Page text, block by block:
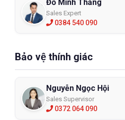
Đỗ Minh Thắng
Sales Expert
0384 540 090
Bảo vệ thính giác
Nguyễn Ngọc Hội
Sales Supervisor
0372 064 090